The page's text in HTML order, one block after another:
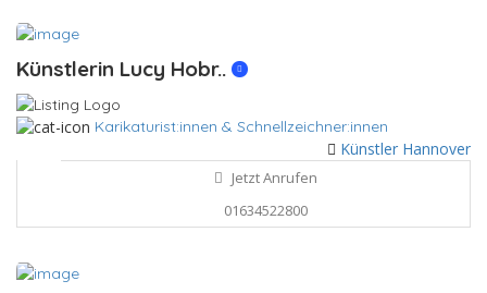
Künstlerin Lucy Hobr..
Karikaturist:innen & Schnellzeichner:innen
Künstler Hannover
Jetzt Anrufen
01634522800